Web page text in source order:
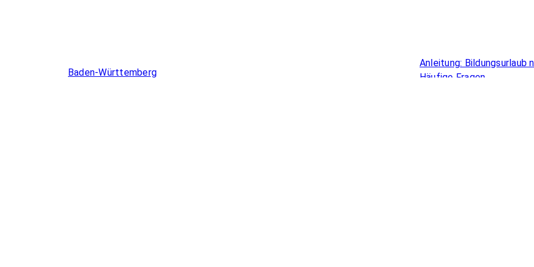
Baden-Württemberg
Anleitung: Bildungsurlaub
Häufige Fragen